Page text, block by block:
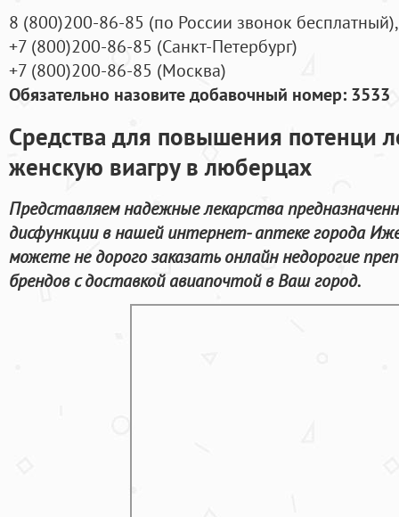
8 (800)200-86-85 (по России звонок бесплатный),
+7 (800)200-86-85 (Санкт-Петербург)
+7 (800)200-86-85 (Москва)
Обязательно назовите добавочный номер: 3533
Средства для повышения потенци
женскую виагру в люберцах
Представляем надежные лекарства
дисфункции в нашей интернет- аптеке города
можете не дорого заказать онлайн недорогие
брендов с доставкой авиапочтой в Ваш город.